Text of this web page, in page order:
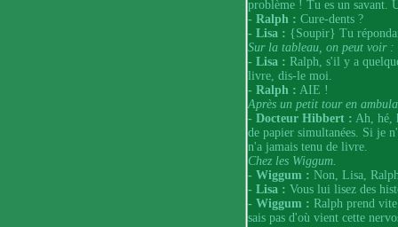
problème ! Tu es un savant.
- Ralph : Cure-dents ?
- Lisa : {Soupir} Tu
Sur la tableau, on peut voir
- Lisa : Ralph, s'il y a
livre, dis-le moi.
- Ralph : AIE !
Après un petit tour en
- Docteur Hibbert : Ah, hé,
de papier simultanées. Si je
n'a jamais tenu de livre.
Chez les Wiggum.
- Wiggum : Non, Lisa,
- Lisa : Vous lui lisez des
- Wiggum : Ralph prend
sais pas d'où vient cette